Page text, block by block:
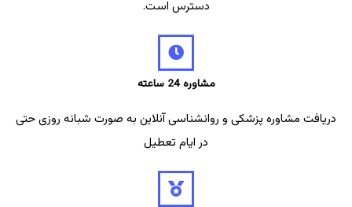
دسترس است.
مشاوره 24 ساعته
دریافت مشاوره پزشکی و روانشناسی آنلاین به صورت شبانه روزی حتی
در ایام تعطیل